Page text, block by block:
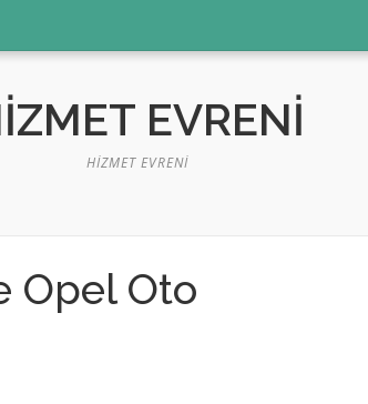
EVRENI
HIZMET EVRENI
Opel Oto